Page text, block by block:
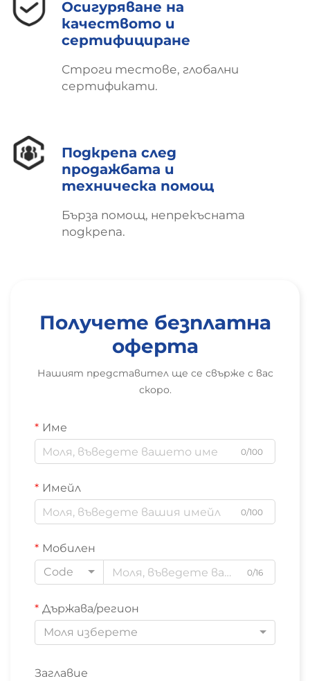
същевременно се запазва безопасността и
се гарантира, че всичко издържа през
редовните цикли на поддръжка.
Осигуряване на
качеството и
сертифициране
Строги тестове, глобални
сертификати.
Подкрепа след
продажбата и
техническа помощ
Бърза помощ, непрекъсната
подкрепа.
Получете безплатна
оферта
Нашият представител ще се свърже с вас
скоро.
Име
0/100
Имейл
0/100
Мобилен
Code
0/16
Държава/регион
Моля изберете
Заглавие